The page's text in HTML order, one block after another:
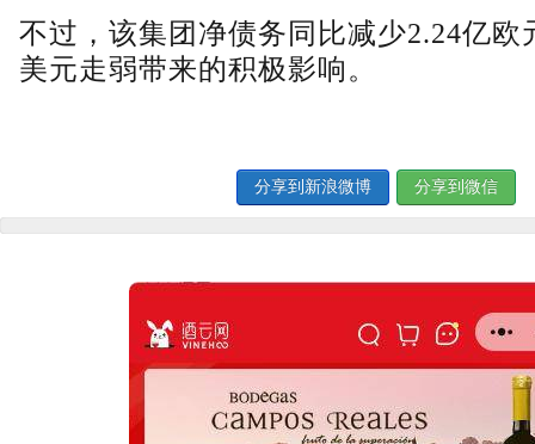
不过，该集团净债务同比减少2.24亿欧
美元走弱带来的积极影响。
分享到新浪微博 分享到微信